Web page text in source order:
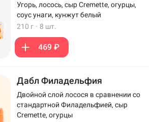
Угорь, лосось, сыр Cremette, огурцы,
соус унаги, кунжут белый
210 г · 8 шт.
469 ₽
Дабл Филадельфия
Двойной слой лосося в сравнении со
стандартной Филадельфией, сыр
Cremette, огурцы